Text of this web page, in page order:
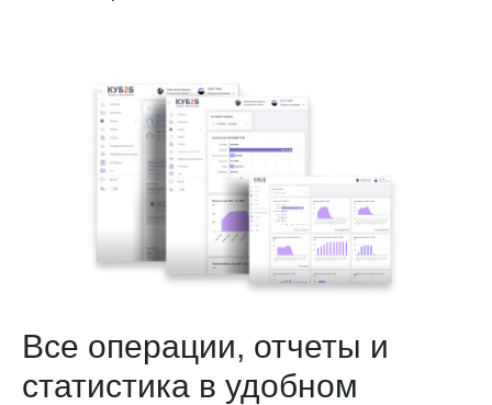
Все операции, отчеты и
статистика в удобном